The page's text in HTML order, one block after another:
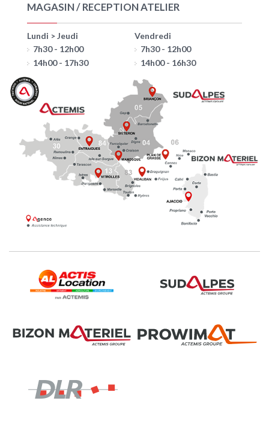
MAGASIN / RECEPTION ATELIER
Lundi > Jeudi
7h30 - 12h00
14h00 - 17h30
Vendredi
7h30 - 12h00
14h00 - 16h30